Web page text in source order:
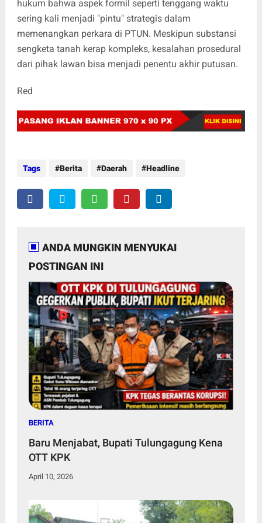
hukum bahwa aspek formil seperti tenggang waktu
sering kali menjadi "pintu" strategis dalam
memenangkan perkara di PTUN. Meskipun substansi
sengketa tanah kerap kompleks, kesalahan prosedural
dari pihak lawan bisa menjadi penentu akhir putusan.
Red
Tags Berita Daerah Headline
ANDA MUNGKIN MENYUKAI
POSTINGAN INI
BERITA
Baru Menjabat, Bupati Tulungagung Kena
OTT KPK
April 10, 2026